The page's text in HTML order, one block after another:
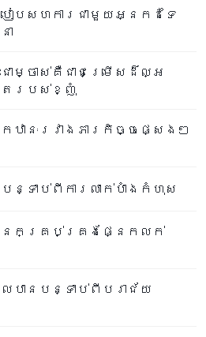
ៀបសហការជាមួយអ្នកដទៃ
ា
ជាម្ចាស់គឺជាជម្រើសដ៏ល្អ
របស់ខ្ញុំ
កឋានៈរវាងភារកិច្ចផ្សេងៗ
បន្ទាប់ពីការលាក់បាំងកំហុស
នកគ្រប់គ្រងផ្នែកលក់
បានបន្ទាប់ពីបរាជ័យ